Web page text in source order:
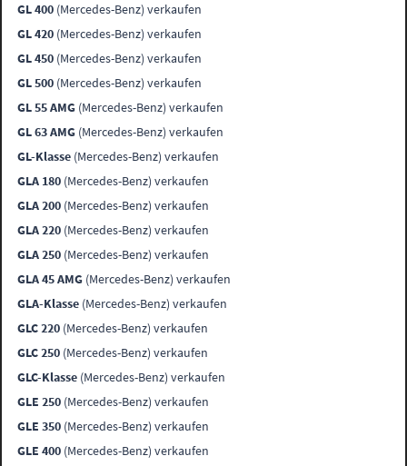
GL 400 (Mercedes-Benz) verkaufen
GL 420 (Mercedes-Benz) verkaufen
GL 450 (Mercedes-Benz) verkaufen
GL 500 (Mercedes-Benz) verkaufen
GL 55 AMG (Mercedes-Benz) verkaufen
GL 63 AMG (Mercedes-Benz) verkaufen
GL-Klasse (Mercedes-Benz) verkaufen
GLA 180 (Mercedes-Benz) verkaufen
GLA 200 (Mercedes-Benz) verkaufen
GLA 220 (Mercedes-Benz) verkaufen
GLA 250 (Mercedes-Benz) verkaufen
GLA 45 AMG (Mercedes-Benz) verkaufen
GLA-Klasse (Mercedes-Benz) verkaufen
GLC 220 (Mercedes-Benz) verkaufen
GLC 250 (Mercedes-Benz) verkaufen
GLC-Klasse (Mercedes-Benz) verkaufen
GLE 250 (Mercedes-Benz) verkaufen
GLE 350 (Mercedes-Benz) verkaufen
GLE 400 (Mercedes-Benz) verkaufen